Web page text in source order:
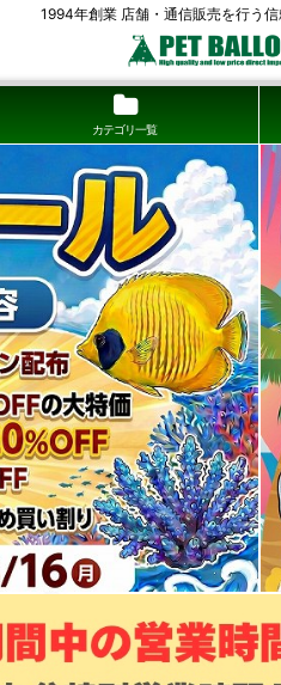
1994年創業 店舗・通信販売を行う
カテゴリ一覧